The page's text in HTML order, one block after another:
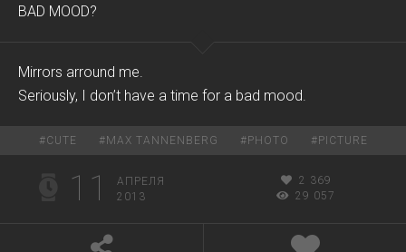
BAD MOOD?
Mirrors arround me.
Seriously, I don’t have a time for a bad mood.
#CUTE # MAX TANNENBERG # PHOTO # PICTURE
11
АПРЕЛЯ
2013
2 369
29 057